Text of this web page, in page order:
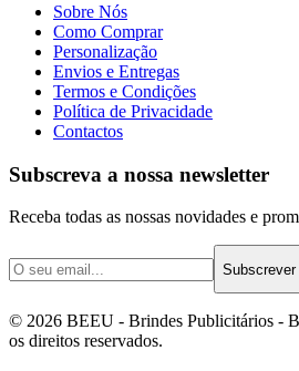
Sobre Nós
Como Comprar
Personalização
Envios e Entregas
Termos e Condições
Política de Privacidade
Contactos
Subscreva a nossa newsletter
Receba todas as nossas novidades e
Subscrever
© 2026 BEEU - Brindes Publicitários -
os direitos reservados.